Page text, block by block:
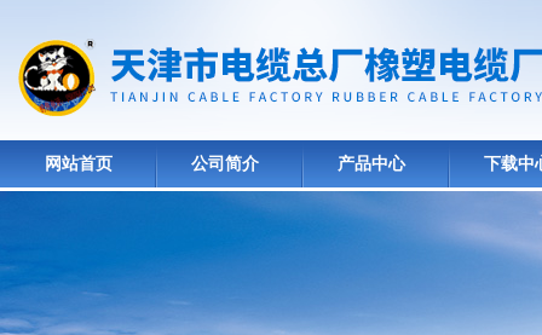
网站首页 公司简介 产品中心 下载中